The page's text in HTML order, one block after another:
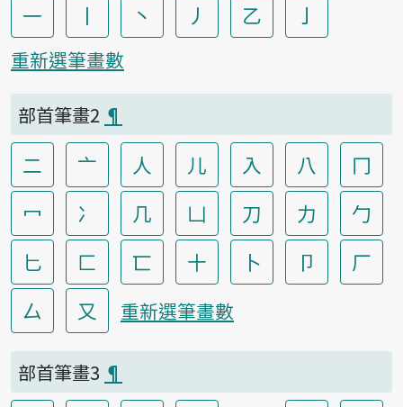
一 丨 丶 丿 乙 亅
重新選筆畫數
部首筆畫2 ¶
二 亠 人 儿 入 八
冂
冖
冫 几 凵 刀 力
勹
匕
匚 匸 十 卜 卩
厂
厶
又 重新選筆畫數
部首筆畫3 ¶